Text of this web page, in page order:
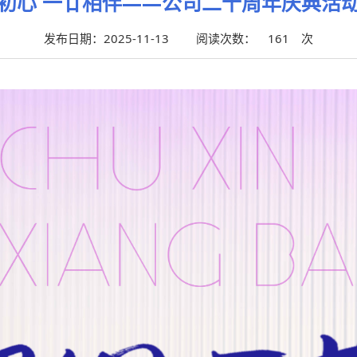
发布日期：2025-11-13 阅读次数： 161 次